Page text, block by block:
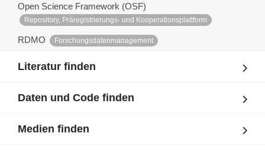
Open Science Framework (OSF)
Repository, Präregistrierungs- und Kooperationsplattform
RDMO Forschungsdatenmanagement
Literatur finden
Daten und Code finden
Medien finden